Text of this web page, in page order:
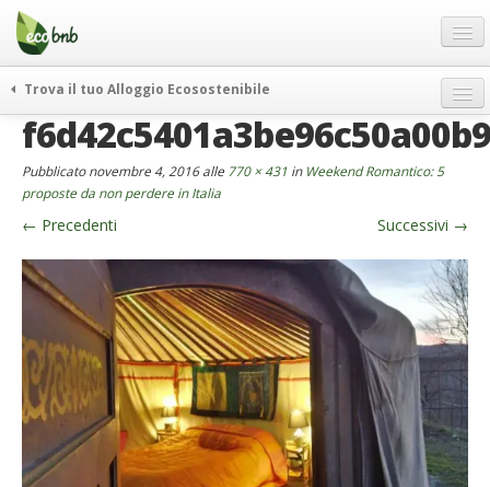
Menu
Salta
contenuto
Offerte Speciali
Regali
FAQ
Chi Siamo
Partner
Contatti
Italiano
German
English
Spanish
Trova il tuo Alloggio Ecosostenibile
weekend green
curiosità
vivere e viaggiare verde
news ed eventi
ecohotel
rassegna stampa
Pubblicatonovembre 4, 2016alle 770 × 431 in Weekend Romantico: 5
proposte da non perdere in Italia
← Precedenti Successivi →